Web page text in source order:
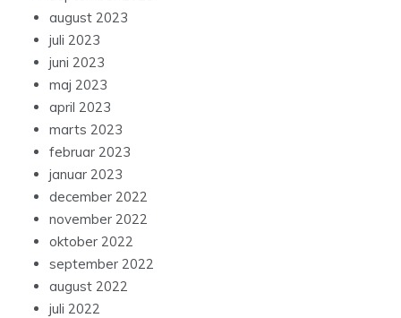
august 2023
juli 2023
juni 2023
maj 2023
april 2023
marts 2023
februar 2023
januar 2023
december 2022
november 2022
oktober 2022
september 2022
august 2022
juli 2022